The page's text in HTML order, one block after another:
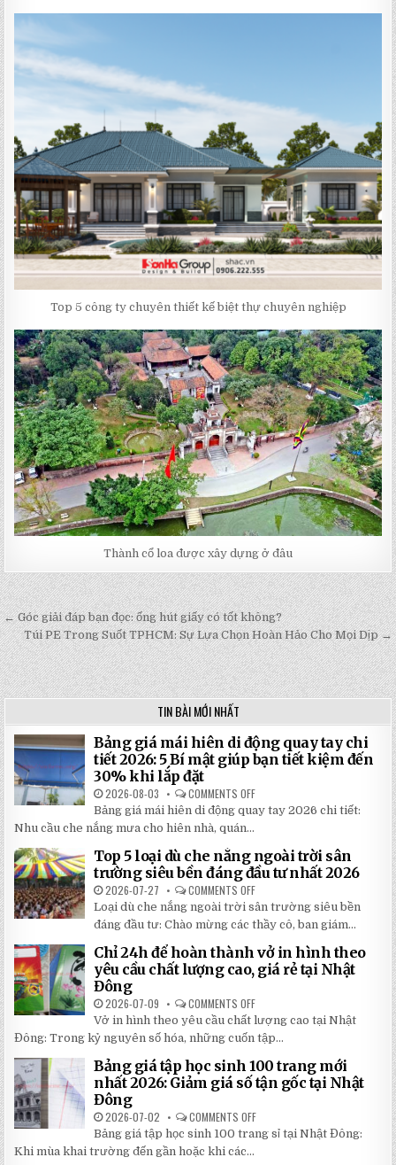
Top 5 công ty chuyên thiết kế biệt thự chuyên nghiệp
Thành cổ loa được xây dựng ở đâu
Post
navigation
← Góc giải đáp bạn đọc: ống hút giấy có tốt không?
Túi PE Trong Suốt TPHCM: Sự Lựa Chọn Hoàn Hảo Cho Mọi Dịp →
TIN BÀI MỚI NHẤT
Bảng giá mái hiên di động quay tay chi
tiết 2026: 5 Bí mật giúp bạn tiết kiệm đến
30% khi lắp đặt
2026-08-03 COMMENTS OFF
BẢNG
GIÁ
ĐỘNG
QUAY
TAY
TIẾT
2026:
5
BÍ
MẬT
GIÚP
BẠN
TIẾT
KHI
LẮP
ĐẶT
Bảng giá mái hiên di động quay tay 2026 chi tiết:
Nhu cầu che nắng mưa cho hiên nhà, quán...
Top 5 loại dù che nắng ngoài trời sân
trường siêu bền đáng đầu tư nhất 2026
2026-07-27 COMMENTS OFF
TOP
5
LOẠI
DÙ
CHE
NẮNG
NGOÀI
TRỜI
BỀN
ĐÁNG
ĐẦU
NHẤT
2026
Loại dù che nắng ngoài trời sân trường siêu bền
đáng đầu tư: Chào mừng các thầy cô, ban giám...
Chỉ 24h để hoàn thành vở in hình theo
yêu cầu chất lượng cao, giá rẻ tại Nhật
Đông
2026-07-09 COMMENTS OFF
CHỈ
24H
ĐỂ
HOÀN
VỞ
IN
HÌNH
YÊU
CHẤT
LƯỢNG
Vở in hình theo yêu cầu chất lượng cao tại Nhật
Đông: Trong kỷ nguyên số hóa, những cuốn tập...
Bảng giá tập học sinh 100 trang mới
nhất 2026: Giảm giá số tận gốc tại Nhật
Đông
2026-07-02 COMMENTS OFF
BẢNG
GIÁ
Bảng giá tập học sinh 100 trang sỉ tại Nhật Đông:
Khi mùa khai trường đến gần hoặc khi các...